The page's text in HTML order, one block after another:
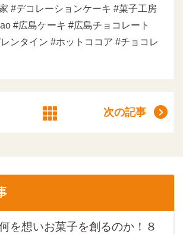
#デコレーションケーキ #菓子工房
#広島ケーキ #広島チョコレート
ンタイン #ホットココア #チョコレ
次の記事
を想いお菓子を創るのか！８